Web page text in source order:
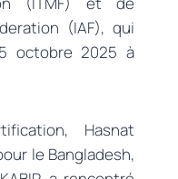
(IAF), qui
octobre 2025 à
Hasnat
le Bangladesh,